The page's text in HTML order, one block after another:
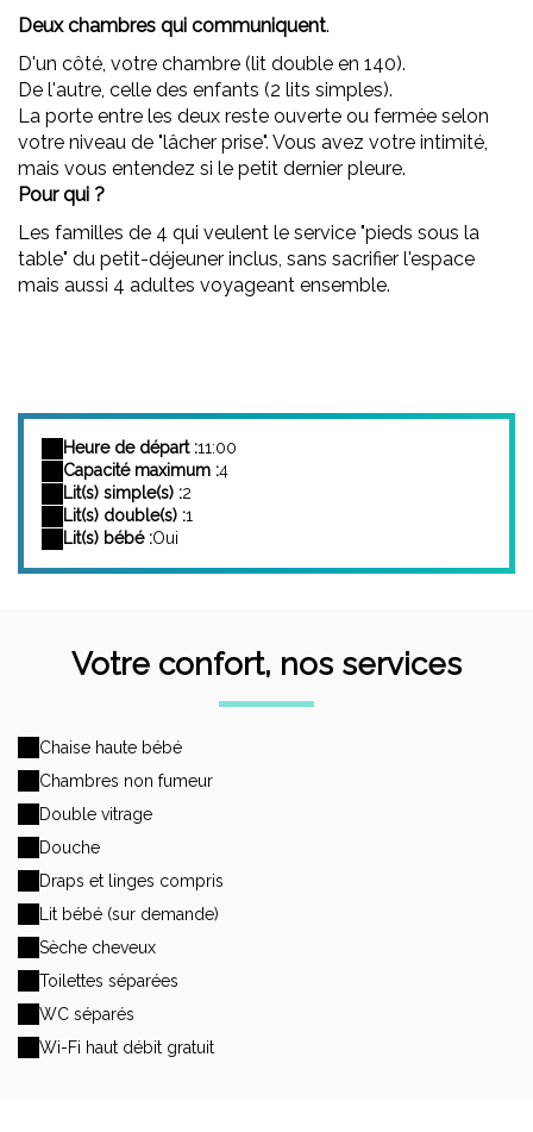
Deux chambres qui communiquent.
D'un côté, votre chambre (lit double en 140).
De l'autre, celle des enfants (2 lits simples).
La porte entre les deux reste ouverte ou fermée selon
votre niveau de "lâcher prise". Vous avez votre intimité,
mais vous entendez si le petit dernier pleure.
Pour qui ?
Les familles de 4 qui veulent le service "pieds sous la
table" du petit-déjeuner inclus, sans sacrifier l'espace
mais aussi 4 adultes voyageant ensemble.
Heure de départ :11:00
Capacité maximum :4
Lit(s) simple(s) :2
Lit(s) double(s) :1
Lit(s) bébé :Oui
Votre confort, nos services
Chaise haute bébé
Chambres non fumeur
Double vitrage
Douche
Draps et linges compris
Lit bébé (sur demande)
Sèche cheveux
Toilettes séparées
WC séparés
Wi-Fi haut débit gratuit